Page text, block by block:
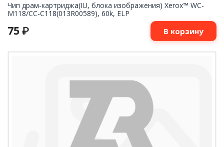
Чип драм-картриджа(IU, блока изображения) Xerox™ WC-
M118/СС-С118(013R00589), 60k, ELP
75 ₽ В корзину